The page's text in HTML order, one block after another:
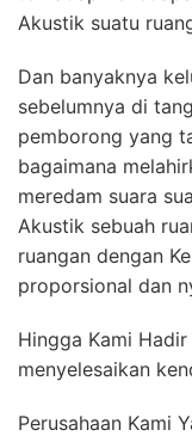
Akustik suatu
Dan banyaknya
sebelumnya di
pemborong yang
bagaimana
meredam suara
Akustik sebuah
ruangan dengan
proporsional dan
Hingga Kami
menyelesaikan
Perusahaan Kami